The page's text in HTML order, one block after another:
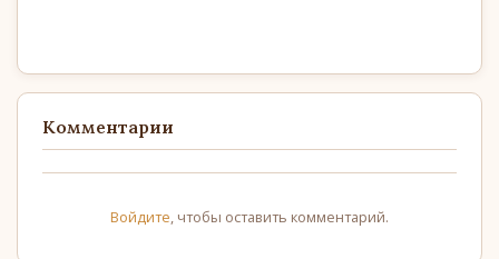
Комментарии
Войдите, чтобы оставить комментарий.